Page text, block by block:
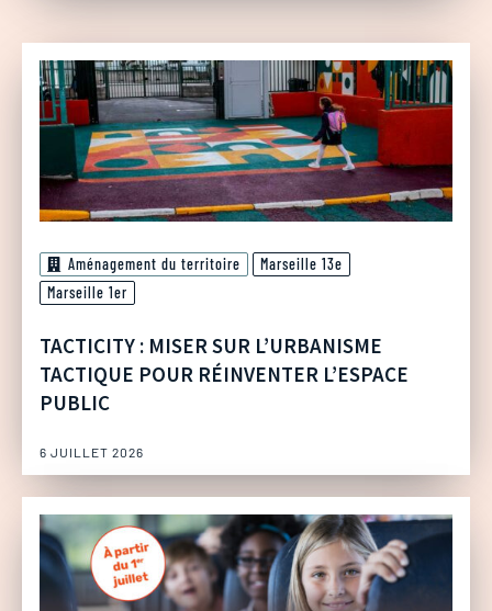
Aménagement du territoire
Marseille 13e
Marseille 1er
TACTICITY : MISER SUR L’URBANISME
TACTIQUE POUR RÉINVENTER L’ESPACE
PUBLIC
6 JUILLET 2026